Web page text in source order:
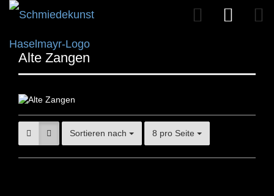
Alte Zangen
Sortieren nach 8 pro Seite